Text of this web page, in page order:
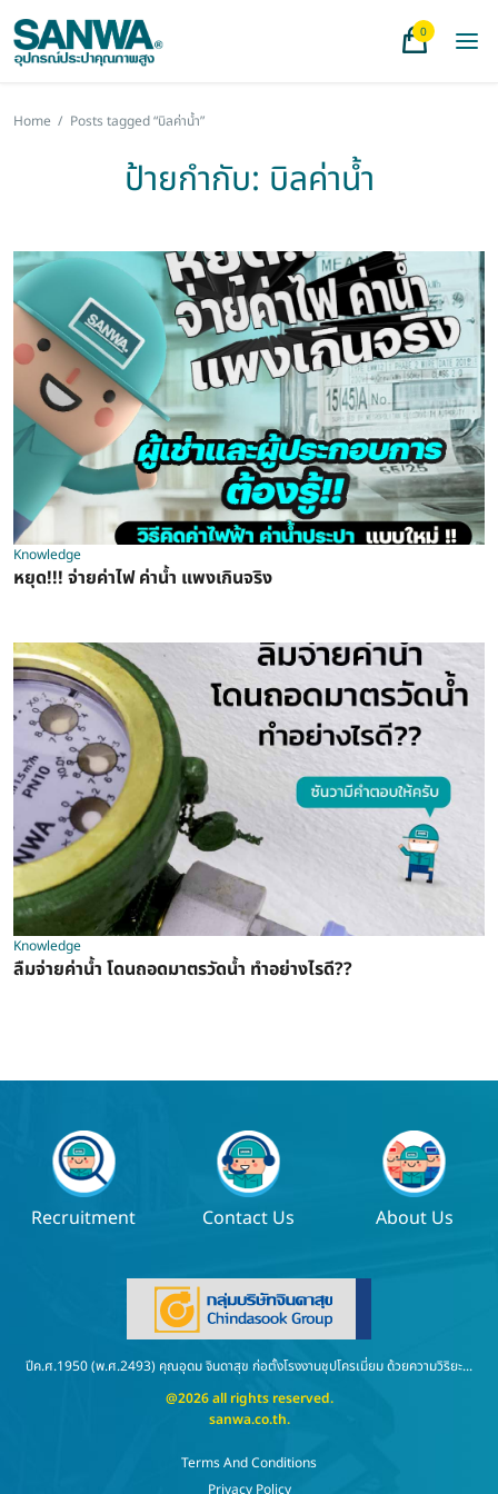
0
Home / Posts tagged “บิลค่าน้ำ”
ป้ายกำกับ: บิลค่าน้ำ
Knowledge
หยุด!!! จ่ายค่าไฟ ค่าน้ำ แพงเกินจริง
Knowledge
ลืมจ่ายค่าน้ำ โดนถอดมาตรวัดน้ำ ทำอย่างไรดี??
Recruitment Contact Us About Us
ปีค.ศ.1950 (พ.ศ.2493) คุณอุดม จินดาสุข ก่อตั้งโรงงานชุปโครเมี่ยม ด้วยความวิริยะ...
@2026 all rights reserved.
sanwa.co.th.
Terms And Conditions
Privacy Policy